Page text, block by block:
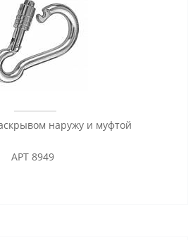
наружу и муфтой
АРТ 8949